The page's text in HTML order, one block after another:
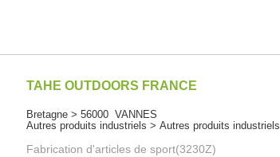
TAHE OUTDOORS FRANCE
Bretagne > 56000 VANNES
Autres produits industriels > Autres produits industriels
Fabrication d'articles de sport(3230Z)